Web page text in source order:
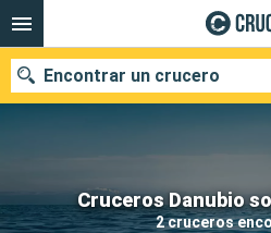
Cruceros Danubio
2 cruceros
Encontrar un crucero
Nuestros destinos